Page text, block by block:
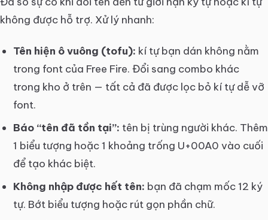
không được hỗ trợ. Xử lý nhanh:
Tên hiện ô vuông (tofu): kí tự bạn dán không nằm
trong font của Free Fire. Đổi sang combo khác
trong kho ở trên — tất cả đã được lọc bỏ kí tự dễ vỡ
font.
Báo “tên đã tồn tại”: tên bị trùng người khác. Thêm
1 biểu tượng hoặc 1 khoảng trống U+00A0 vào cuối
để tạo khác biệt.
Không nhập được hết tên: bạn đã chạm mốc 12 ký
tự. Bớt biểu tượng hoặc rút gọn phần chữ.